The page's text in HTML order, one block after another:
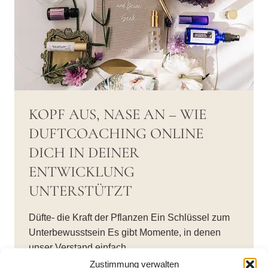
Zustimmung verwalten
KOPF AUS, NASE AN – WIE
DUFTCOACHING ONLINE
DICH IN DEINER
ENTWICKLUNG
UNTERSTÜTZT
Düfte- die Kraft der Pflanzen Ein Schlüssel zum
Unterbewusstsein Es gibt Momente, in denen
unser Verstand einfach…